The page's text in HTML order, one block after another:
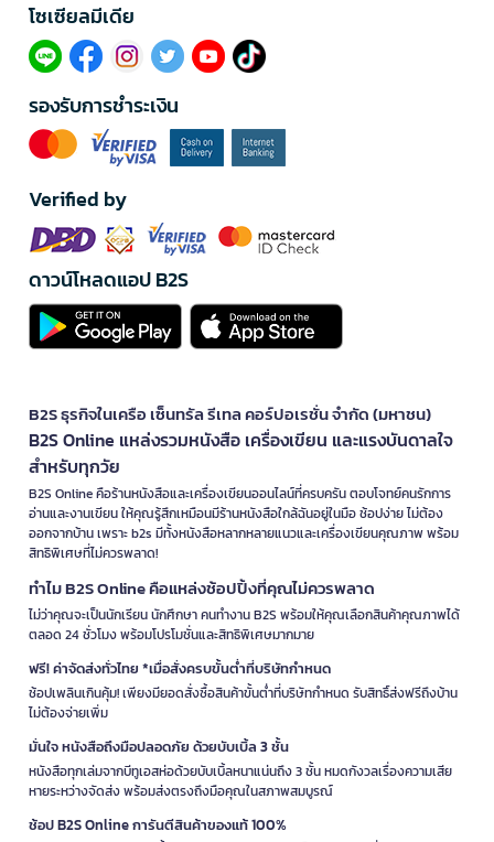
โซเซียลมีเดีย​
รองรับการชำระเงิน
Verified by
ดาวน์โหลดแอป B2S
B2S ธุรกิจในเครือ เซ็นทรัล รีเทล คอร์ปอเรชั่น จำกัด (มหาชน)
B2S Online แหล่งรวมหนังสือ เครื่องเขียน และแรงบันดาลใจ
สำหรับทุกวัย
B2S Online คือร้านหนังสือและเครื่องเขียนออนไลน์ที่ครบครัน ตอบโจทย์คนรักการ
อ่านและงานเขียน ให้คุณรู้สึกเหมือนมีร้านหนังสือใกล้ฉันอยู่ในมือ ช้อปง่าย ไม่ต้อง
ออกจากบ้าน เพราะ b2s มีทั้งหนังสือหลากหลายแนวและเครื่องเขียนคุณภาพ พร้อม
สิทธิพิเศษที่ไม่ควรพลาด!
ทำไม B2S Online คือแหล่งช้อปปิ้งที่คุณไม่ควรพลาด
ไม่ว่าคุณจะเป็นนักเรียน นักศึกษา คนทำงาน B2S พร้อมให้คุณเลือกสินค้าคุณภาพได้
ตลอด 24 ชั่วโมง พร้อมโปรโมชั่นและสิทธิพิเศษมากมาย
ฟรี! ค่าจัดส่งทั่วไทย *เมื่อสั่งครบขั้นต่ำที่บริษัทกำหนด
ช้อปเพลินเกินคุ้ม! เพียงมียอดสั่งซื้อสินค้าขั้นต่ำที่บริษัทกำหนด รับสิทธิ์ส่งฟรีถึงบ้าน
ไม่ต้องจ่ายเพิ่ม
มั่นใจ หนังสือถึงมือปลอดภัย ด้วยบับเบิ้ล 3 ชั้น
หนังสือทุกเล่มจากบีทูเอสห่อด้วยบับเบิ้ลหนาแน่นถึง 3 ชั้น หมดกังวลเรื่องความเสีย
หายระหว่างจัดส่ง พร้อมส่งตรงถึงมือคุณในสภาพสมบูรณ์
ช้อป B2S Online การันตีสินค้าของแท้ 100%